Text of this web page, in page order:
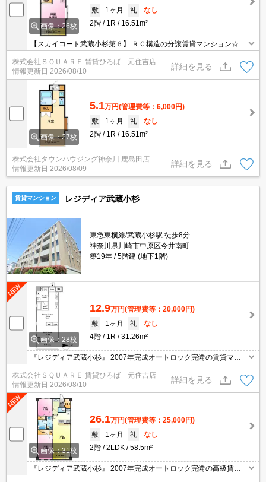
画像：26枚
敷
1ヶ月 礼
なし
2階
1R 16.51m²
【スカイコート武蔵小杉第６】 ＲＣ構造の分譲賃貸マンション☆ 駐
輪スペース☆室内洗濯機置場☆
株式会社ＳＱＵＡＲＥ 賃貸ひろば 元住吉店
情報更新日 2026/08/10
詳細を見る
画像：27枚
5.1万円(管理費等：6,000円)
敷
1ヶ月 礼
なし
2階
1R 16.51m²
株式会社タウンハウジング神奈川 鹿島田店
情報更新日 2026/08/09
詳細を見る
賃貸マンション レジディア武蔵小杉
東急東横線/武蔵小杉駅 徒歩8分
神奈川県川崎市中原区今井南町
築19年
5階建 (地下1階)
画像：28枚
12.9万円(管理費等：20,000円)
敷
1ヶ月 礼
なし
4階
1R 31.26m²
『レジディア武蔵小杉』 2007年完成オートロック完備の賃貸マン
ション♪ 宅配ボックス・オートロック・エレベーター・防犯カメラ
完備♪
株式会社ＳＱＵＡＲＥ 賃貸ひろば 元住吉店
情報更新日 2026/08/10
詳細を見る
画像：31枚
26.1万円(管理費等：25,000円)
敷
1ヶ月 礼
なし
2階
2LDK 58.5m²
『レジディア武蔵小杉』 2007年完成オートロック完備の高級賃貸
マンション♪ 武蔵小杉駅徒歩8分♪人気の今井南町♪ 宅配ボックス・